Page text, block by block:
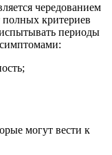
чередованием
полных критериев
периоды
могут вести к